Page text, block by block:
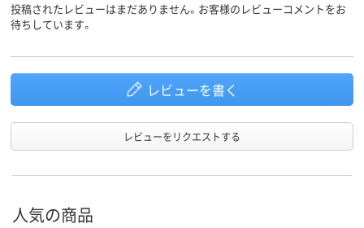
投稿されたレビューはまだありません。お客様のレビューコメントをお
待ちしています。
レビューを書く
レビューをリクエストする
人気の商品